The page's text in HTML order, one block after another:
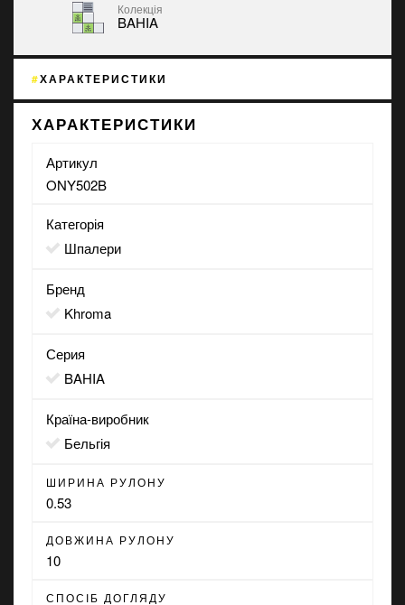
Колекція
BAHIA
ХАРАКТЕРИСТИКИ
ХАРАКТЕРИСТИКИ
Артикул
ONY502B
Категорія
Шпалери
Бренд
Khroma
Серия
BAHIA
Країна-виробник
Бельгія
ШИРИНА РУЛОНУ
0.53
ДОВЖИНА РУЛОНУ
10
СПОСІБ ДОГЛЯДУ